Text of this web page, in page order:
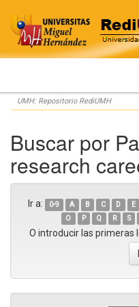
Skip
navigation
UMH: Repositorio RediUMH
Buscar por
research
Ir a: 0-9 A B C D E
O
P Q R S
O introducir las primeras